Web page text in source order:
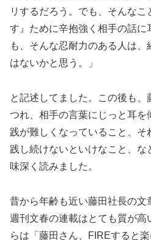
リするだろう。でも、そんな
す』ために辛抱強く相手の話に
も、そんな忍耐力のある人は
はないかと思う。」
と記述してました。この後も、
つれ、相手の言葉にじっと耳を
践が難しくなっていること、
践し続けないといけなこと、
味深く読みました。
昔から年齢も近い藤田社長の
週刊文春の連載はとても質が
らは「藤田さん、FIREすると